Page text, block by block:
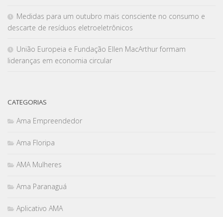
Medidas para um outubro mais consciente no consumo e
descarte de resíduos eletroeletrônicos
União Europeia e Fundação Ellen MacArthur formam
lideranças em economia circular
CATEGORIAS
Ama Empreendedor
Ama Floripa
AMA Mulheres
Ama Paranaguá
Aplicativo AMA